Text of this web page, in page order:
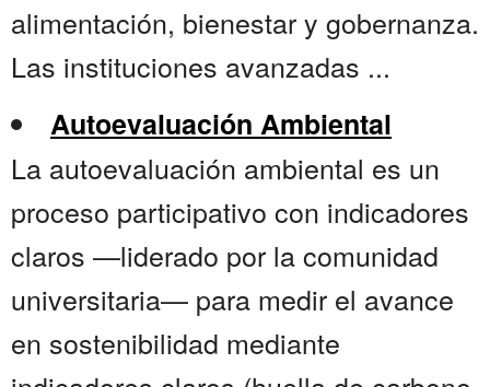
alimentación, bienestar y gobernanza.
Las instituciones avanzadas ...
Autoevaluación Ambiental
La autoevaluación ambiental es un
proceso participativo con indicadores
claros —liderado por la comunidad
universitaria— para medir el avance
en sostenibilidad mediante